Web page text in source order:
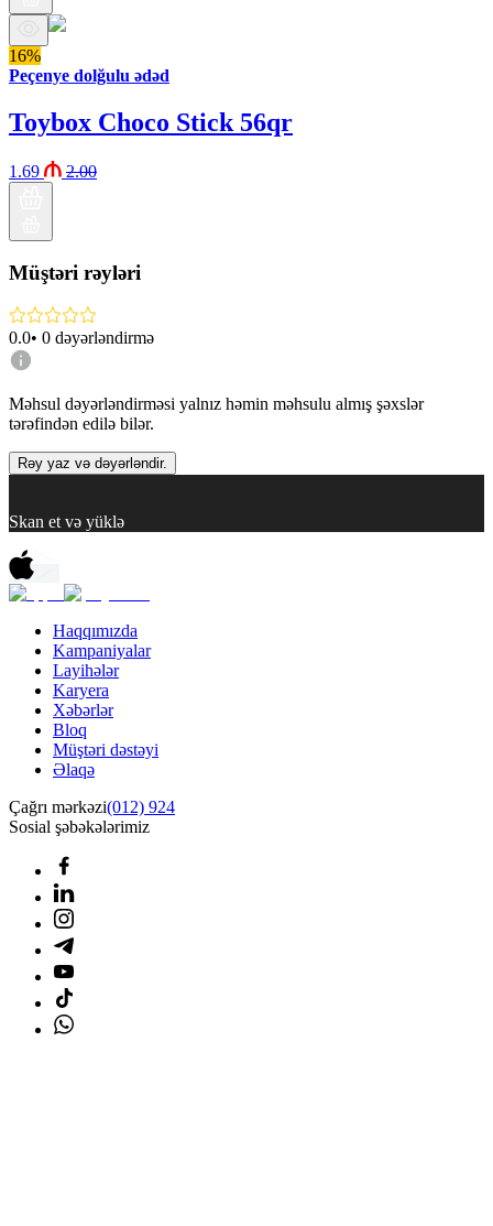
16%
Peçenye dolğulu ədəd
Toybox Choco Stick 56qr
1.69 2.00
Müştəri rəyləri
0.0• 0 dəyərləndirmə
Məhsul dəyərləndirməsi yalnız həmin məhsulu almış şəxslər
tərəfindən edilə bilər.
Rəy yaz və dəyərləndir.
Skan et və yüklə
Haqqımızda
Kampaniyalar
Layihələr
Karyera
Xəbərlər
Bloq
Müştəri dəstəyi
Əlaqə
Çağrı mərkəzi(012) 924
Sosial şəbəkələrimiz